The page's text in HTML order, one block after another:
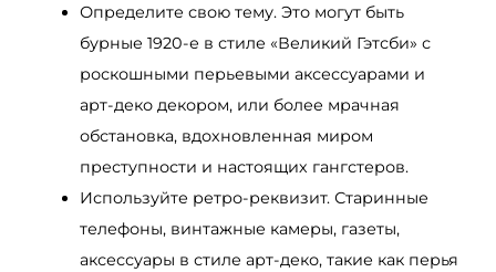
Определите свою тему. Это могут быть
бурные 1920-е в стиле «Великий Гэтсби» с
роскошными перьевыми аксессуарами и
арт-деко декором, или более мрачная
обстановка, вдохновленная миром
преступности и настоящих гангстеров.
Используйте ретро-реквизит. Старинные
телефоны, винтажные камеры, газеты,
аксессуары в стиле арт-деко, такие как перья